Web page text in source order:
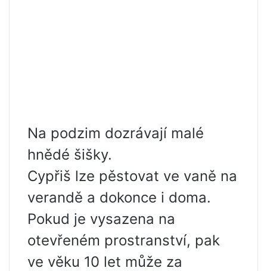
Na podzim dozrávají malé
hnědé šišky.
Cypřiš lze pěstovat ve vaně na
verandě a dokonce i doma.
Pokud je vysazena na
otevřeném prostranství, pak
ve věku 10 let může za